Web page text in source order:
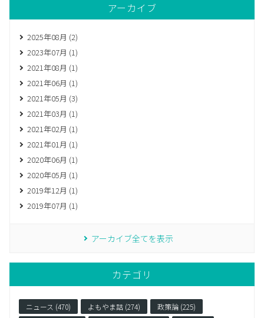
アーカイブ
2025年08月 (2)
2023年07月 (1)
2021年08月 (1)
2021年06月 (1)
2021年05月 (3)
2021年03月 (1)
2021年02月 (1)
2021年01月 (1)
2020年06月 (1)
2020年05月 (1)
2019年12月 (1)
2019年07月 (1)
アーカイブ全てを表示
カテゴリ
ニュース (470) よもやま話 (274)
政策論 (225)